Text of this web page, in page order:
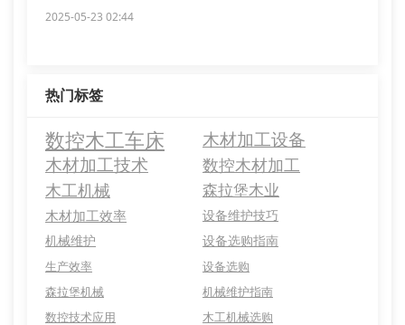
2025-05-23 02:44
热门标签
数控木工车床 木材加工设备
木材加工技术
数控木材加工
木工机械
森拉堡木业
木材加工效率
设备维护技巧
机械维护
设备选购指南
生产效率
设备选购
森拉堡机械
机械维护指南
数控技术应用
木工机械选购